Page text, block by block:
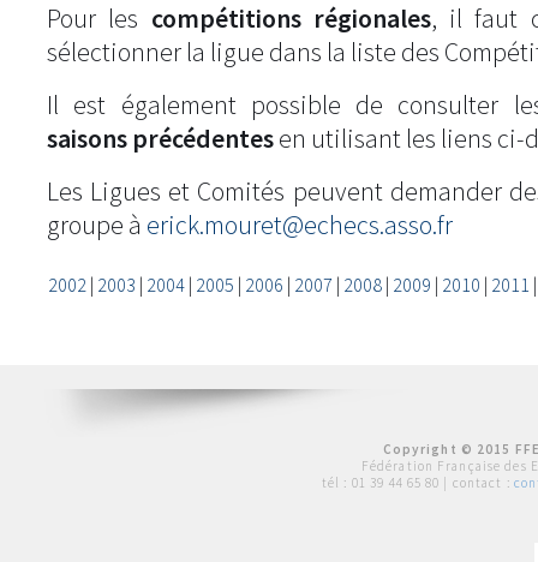
Pour les compétitions régionales, il faut
sélectionner la ligue dans la liste des
Il est également possible de consulter
saisons précédentesen utilisant les liens ci-
Les Ligues et Comités peuvent demander
groupe à erick.mouret@echecs.asso.fr
2002| 2003 | 2004| 2005 | 2006 | 2007 | 2008| 2009 | 2010 | 2011
Copyright © 2015
Fédération Française des
tél : 01 39 44 65 80 | contact :